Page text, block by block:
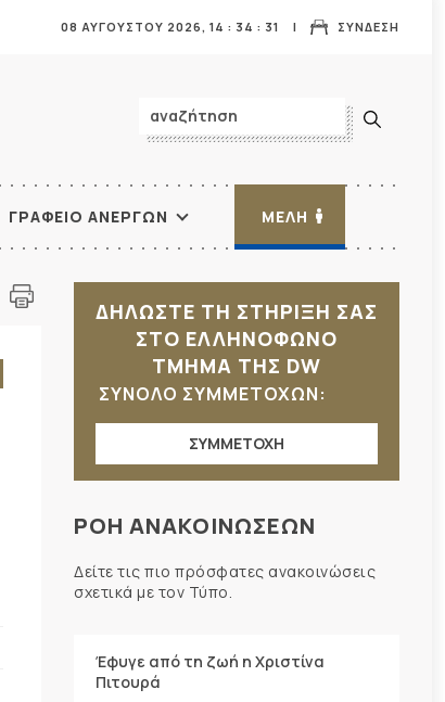
ΣΥΝΔΕΣΗ
08 ΑΥΓΟΥΣΤΟΥ 2026, 14 : 34 : 32
ΓΡΑΦΕΙΟ ΑΝΕΡΓΩΝ ΜΕΛΗ
ΔΗΛΩΣΤΕ ΤΗ ΣΤΗΡΙΞΗ ΣΑΣ
ΣΤΟ ΕΛΛΗΝΟΦΩΝΟ
ΤΜΗΜΑ ΤΗΣ DW
ΣΥΝΟΛΟ ΣΥΜΜΕΤΟΧΩΝ:
ΣΥΜΜΕΤΟΧΗ
ΡΟΗ ΑΝΑΚΟΙΝΩΣΕΩΝ
Δείτε τις πιο πρόσφατες ανακοινώσεις
σχετικά με τον Τύπο.
Έφυγε από τη ζωή η Χριστίνα
Πιτουρά